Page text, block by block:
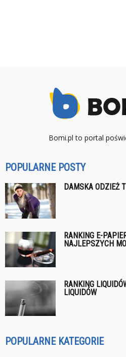
Bomi.pl to portal
POPULARNE POSTY
DAMSKA ODZIEŻ
RANKING E-
NAJLEPSZYCH
RANKING
LIQUIDÓW
POPULARNE KATEGORIE